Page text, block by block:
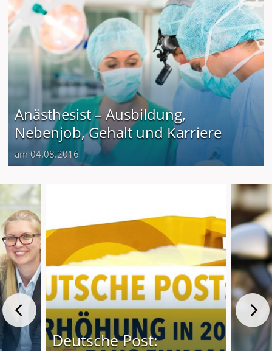
Anästhesist – Ausbildung,
Nebenjob, Gehalt und Karriere
am 04.08.2016
Deutsche Post: